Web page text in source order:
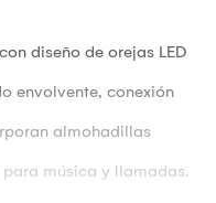
diseño de orejas LED
envolvente, conexión
almohadillas
música y llamadas.